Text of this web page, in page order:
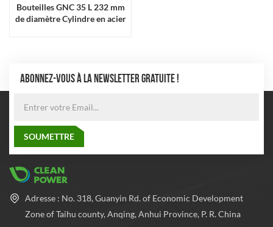
Bouteilles GNC 35 L 232 mm
de diamètre Cylindre en acier
ABONNEZ-VOUS À LA NEWSLETTER GRATUITE !
Adresse : No. 318, Guanyin Rd. of Economic Development
Zone of Taihu county, Anqing, Anhui Province, P. R. China